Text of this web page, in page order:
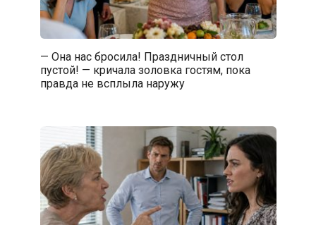
— Она нас бросила! Праздничный стол
пустой! — кричала золовка гостям, пока
правда не всплыла наружу